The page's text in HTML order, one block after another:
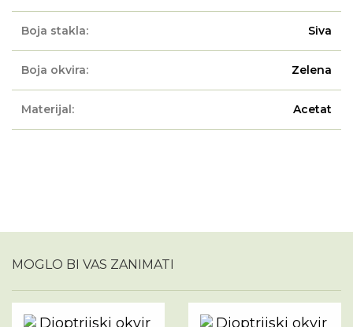
Boja stakla: Siva
Boja okvira: Zelena
Materijal: Acetat
MOGLO BI VAS ZANIMATI